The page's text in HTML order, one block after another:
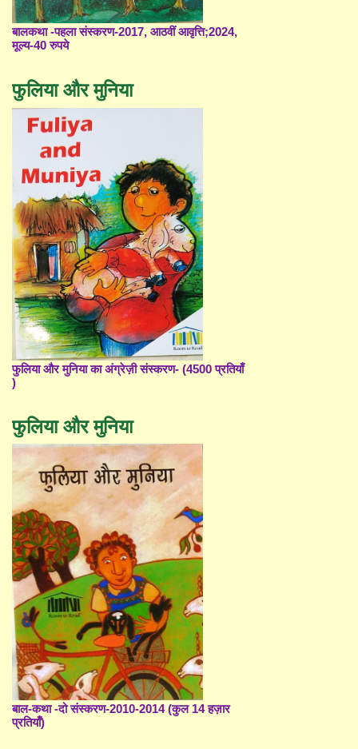
बालकथा -पहला संस्करण-2017, आठवीं आवृत्ति;2024,
मूल्य-40 रुपये
फुलिया और मुनिया
फुलिया और मुनिया का अंग्रेज़ी संस्करण- (4500 प्रतियाँ
)
फुलिया और मुनिया
बाल-कथा -दो संस्करण-2010-2014 (कुल 14 हज़ार
प्रतियाँ)